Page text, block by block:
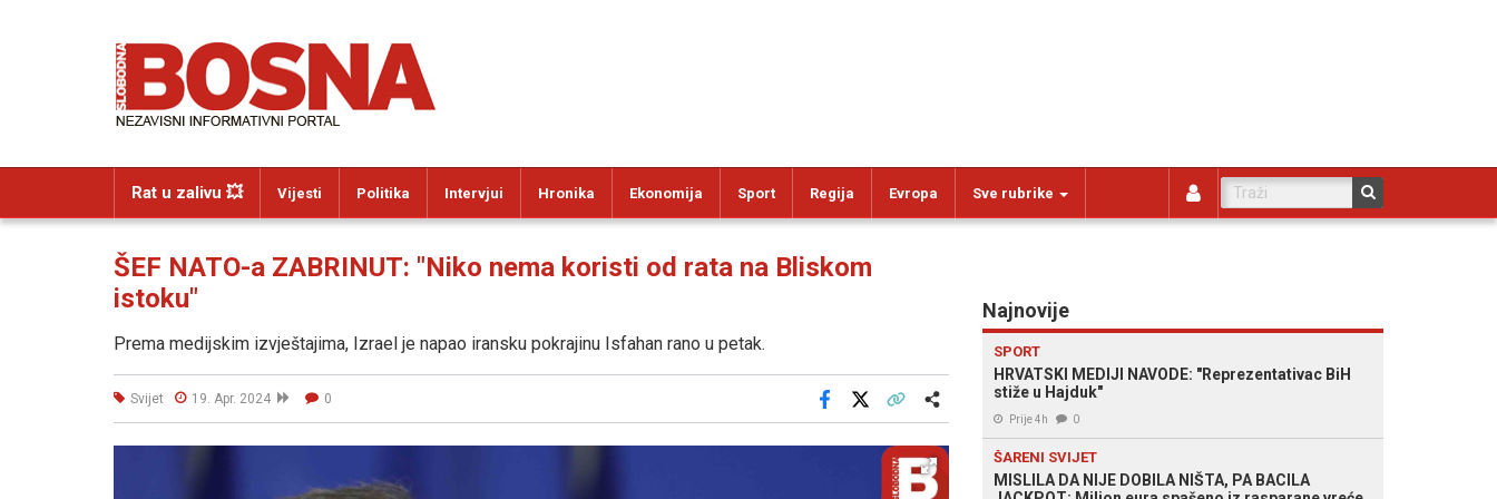
Rat u zalivu 💥 Vijesti Politika Intervjui Hronika Ekonomija Sport Regija Evropa Sve rubrike
ŠEF NATO-a ZABRINUT: "Niko nema koristi od rata na Bliskom
istoku"
Prema medijskim izvještajima, Izrael je napao iransku pokrajinu Isfahan rano u petak.
Svijet 19. Apr. 2024 0
Facebook
Najnovije
SPORT
HRVATSKI MEDIJI NAVODE: "Reprezentativac BiH
stiže u Hajduk"
Prije 4h 0
ŠARENI SVIJET
MISLILA DA NIJE DOBILA NIŠTA, PA BACILA